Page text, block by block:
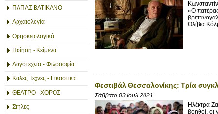
ΠΑΠΑΣ ΒΑΤΙΚΑΝΟ
Αρχαιολογία
Θρησκειολογικά
Ποίηση - Κείμενα
Λογοτεχνια - Φιλοσοφία
Καλές Τέχνες - Εικαστικά
ΘΕΑΤΡΟ - ΧΟΡΟΣ
Στήλες
«Ο
Ολίβια
Φεστιβάλ Θεσσαλονίκης: Τρία
Σάββατο 03 Ιουλ 2021
Ηλέκτρα
βοηθοί, οι